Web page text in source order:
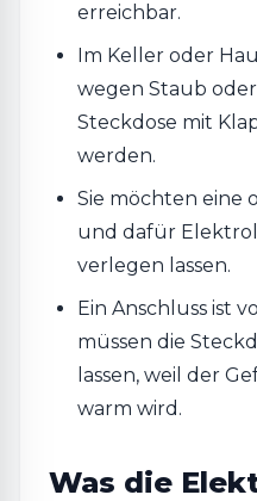
erreichbar.
Im Keller oder
wegen Staub
Steckdose mit
werden.
Sie möchten eine
und dafür
verlegen lassen.
Ein Anschluss ist
müssen die
lassen, weil der
warm wird.
Was die